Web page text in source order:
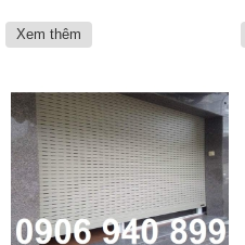
Xem thêm